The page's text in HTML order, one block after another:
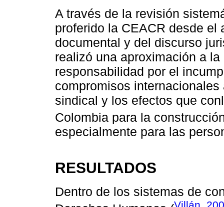
A través de la revisión
proferido la CEACR desde
documental y del discurso
realizó una aproximación a
responsabilidad por el
compromisos
sindical y los efectos que
Colombia para la
especialmente para las
RESULTADOS
Dentro de los sistemas de